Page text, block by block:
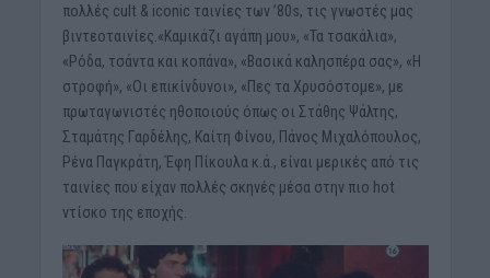
πολλές cult & iconic ταινίες των ’80s, τις γνωστές μας
βιντεοταινίες.«Καμικάζι αγάπη μου», «Τα τσακάλια»,
«Ρόδα, τσάντα και κοπάνα», «Βασικά καλησπέρα σας», «Η
στροφή», «Οι επικίνδυνοι», «Πες τα Χρυσόστομε», με
πρωταγωνιστές ηθοποιούς όπως οι Στάθης Ψάλτης,
Σταμάτης Γαρδέλης, Καίτη Φίνου, Πάνος Μιχαλόπουλος,
Ρένα Παγκράτη, Έφη Πίκουλα κ.ά., είναι μερικές από τις
ταινίες που είχαν πολλές σκηνές μέσα στην πιο hot
ντίσκο της εποχής.